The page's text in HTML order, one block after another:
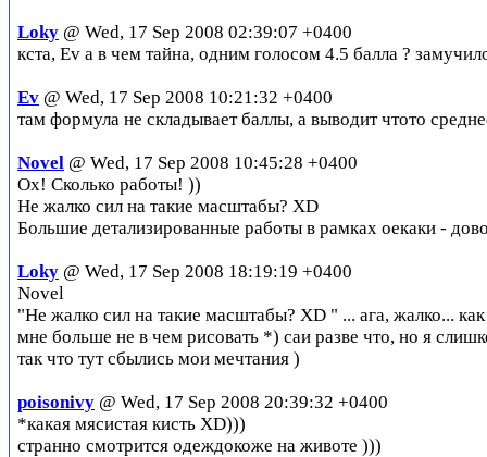
Loky @ Wed, 17 Sep 2008 02:39:07 +0400
кста, Ev а в чем тайна, одним голосом 4.5 балла ?
Ev @ Wed, 17 Sep 2008 10:21:32 +0400
там формула не складывает баллы, а выводит чтото
Novel @ Wed, 17 Sep 2008 10:45:28 +0400
Ох! Сколько работы! ))
Не жалко сил на такие масштабы? XD
Большие детализированные работы в рамках оекаки -
Loky @ Wed, 17 Sep 2008 18:19:19 +0400
Novel
"Не жалко сил на такие масштабы? XD " ... ага, жалко...
мне больше не в чем рисовать *) саи разве что, но я
так что тут сбылись мои мечтания )
poisonivy @ Wed, 17 Sep 2008 20:39:32 +0400
*какая мясистая кисть XD)))
странно смотрится одеждокоже на животе )))